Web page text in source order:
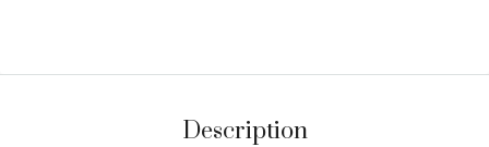
Description